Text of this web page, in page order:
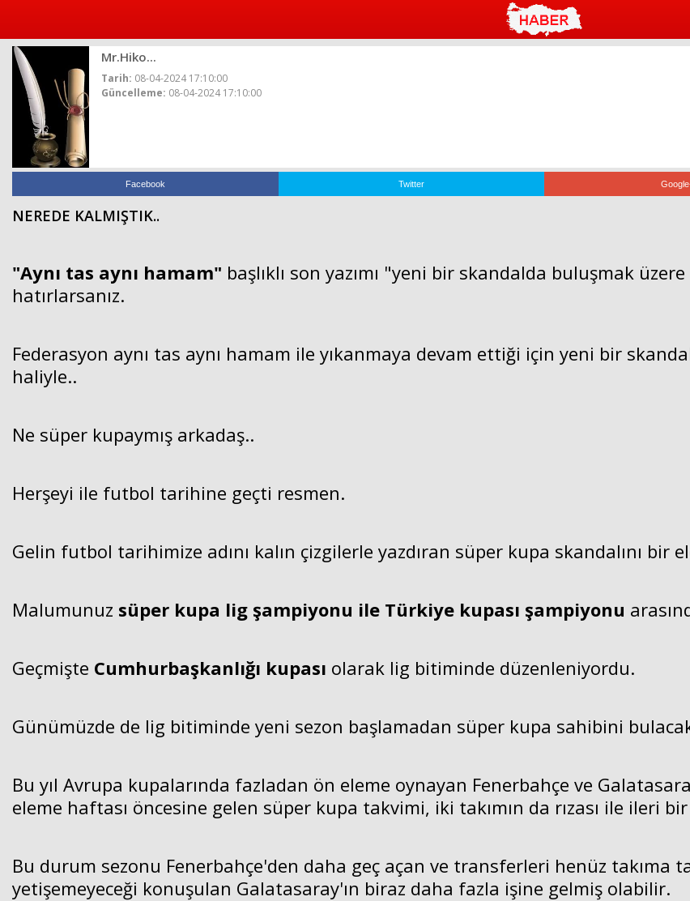
Mr.Hiko...
Tarih: 08-04-2024 17:10:00
Güncelleme: 08-04-2024 17:10:00
Facebook Twitter
NEREDE KALMIŞTIK..
"Aynı tas aynı hamam" başlıklı son yazımı "yeni bir skandalda buluşmak
hatırlarsanız.
Federasyon aynı tas aynı hamam ile yıkanmaya devam ettiği için yeni bir
haliyle..
Ne süper kupaymış arkadaş..
Herşeyi ile futbol tarihine geçti resmen.
Gelin futbol tarihimize adını kalın çizgilerle yazdıran süper kupa skandalını bir
Malumunuz süper kupa lig şampiyonu ile Türkiye kupası şampiyonu
Geçmişte Cumhurbaşkanlığı kupası olarak lig bitiminde düzenleniyordu.
Günümüzde de lig bitiminde yeni sezon başlamadan süper kupa sahibini
Bu yıl Avrupa kupalarında fazladan ön eleme oynayan Fenerbahçe ve
eleme haftası öncesine gelen süper kupa takvimi, iki takımın da rızası ile ileri
Bu durum sezonu Fenerbahçe'den daha geç açan ve transferleri henüz takıma
yetişemeyeceği konuşulan Galatasaray'ın biraz daha fazla işine gelmiş olabilir.